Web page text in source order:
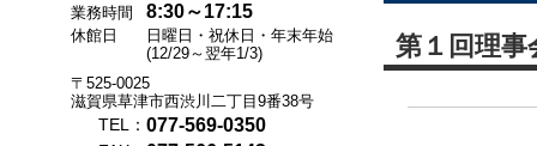
業務時間 8:30～17:15
休館日
日曜日・祝休日・年末年始
(12/29～翌年1/3)
〒525-0025
滋賀県草津市西渋川二丁目9番38号
TEL： 077-569-0350
第１回理事